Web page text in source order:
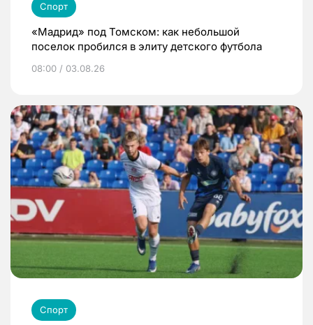
Спорт
«Мадрид» под Томском: как небольшой
поселок пробился в элиту детского футбола
08:00 / 03.08.26
Спорт